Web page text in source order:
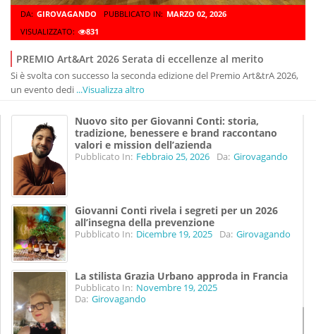
DA: GIROVAGANDO PUBBLICATO IN: MARZO 02, 2026
VISUALIZZATO:
831
PREMIO Art&Art 2026 Serata di eccellenze al merito
Si è svolta con successo la seconda edizione del Premio Art&trA 2026,
un evento dedi ...Visualizza altro
Nuovo sito per Giovanni Conti: storia,
tradizione, benessere e brand raccontano
valori e mission dell’azienda
Pubblicato In: Febbraio 25, 2026 Da: Girovagando
Giovanni Conti rivela i segreti per un 2026
all’insegna della prevenzione
Pubblicato In: Dicembre 19, 2025 Da: Girovagando
La stilista Grazia Urbano approda in Francia
Pubblicato In: Novembre 19, 2025
Da: Girovagando